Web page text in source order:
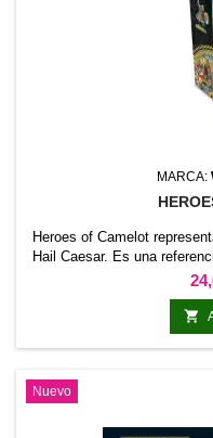
MARCA:
Heroes of Camelot
Hail Caesar. Es una
encabezar una fuerza o
narrativos.También
proyecto de

Nuevo